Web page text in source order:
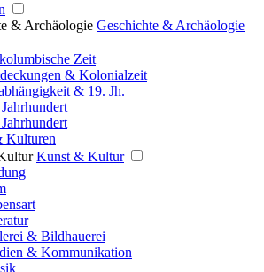
& Archäologie Geschichte & Archäologie
Zeit
& Kolonialzeit
& 19. Jh.
Kulturen
Kunst & Kultur
& Bildhauerei
& Kommunikation